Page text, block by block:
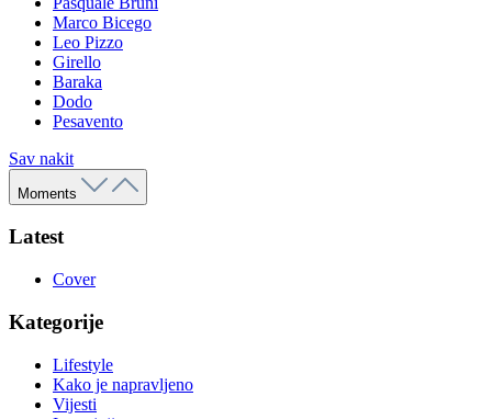
Marco Bicego
Leo Pizzo
Girello
Baraka
Dodo
Pesavento
Sav nakit
Moments
Latest
Cover
Kategorije
Lifestyle
Kako je napravljeno
Vijesti